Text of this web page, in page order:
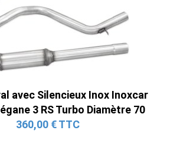
avec Silencieux Inox Inoxcar
3 RS Turbo Diamètre 70
360,00 € TTC